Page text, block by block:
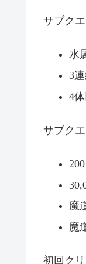
サブク
水
3
4
サブク
魔
魔
初回ク